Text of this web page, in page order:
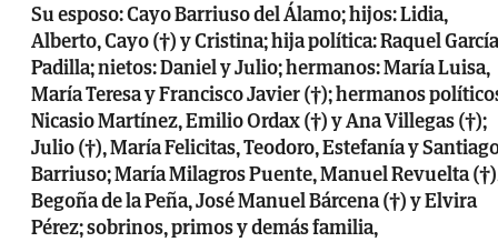
Su esposo: Cayo Barriuso del Álamo; hijos: Lidia,
Alberto, Cayo (†) y Cristina; hija política: Raquel García
Padilla; nietos: Daniel y Julio; hermanos: María Luisa,
María Teresa y Francisco Javier (†); hermanos
Nicasio Martínez, Emilio Ordax (†) y Ana Villegas (†);
Julio (†), María Felicitas, Teodoro, Estefanía y
Barriuso; María Milagros Puente, Manuel Revuelta
Begoña de la Peña, José Manuel Bárcena (†) y Elvira
Pérez; sobrinos, primos y demás familia,